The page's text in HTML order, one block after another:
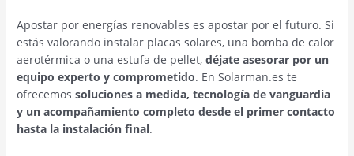
Apostar por energías renovables es apostar por el futuro. Si
estás valorando instalar placas solares, una bomba de calor
aerotérmica o una estufa de pellet,déjate asesorar por un
equipo experto y comprometido. En Solarman.es te
ofrecemossoluciones a medida, tecnología de vanguardia
y un acompañamiento completo desde el primer contacto
hasta la instalación final.